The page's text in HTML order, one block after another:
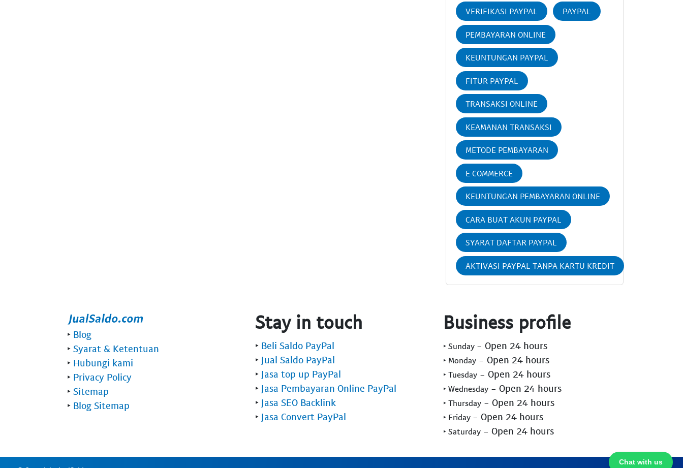
VERIFIKASI PAYPAL PAYPAL
PEMBAYARAN ONLINE
KEUNTUNGAN PAYPAL
FITUR PAYPAL
TRANSAKSI ONLINE
KEAMANAN TRANSAKSI
METODE PEMBAYARAN
E COMMERCE
KEUNTUNGAN PEMBAYARAN ONLINE
CARA BUAT AKUN PAYPAL
SYARAT DAFTAR PAYPAL
AKTIVASI PAYPAL TANPA KARTU KREDIT
Chat with us
‣ Blog
‣ Syarat & Ketentuan
‣ Hubungi kami
‣ Privacy Policy
‣ Sitemap
‣ Blog Sitemap
Stay in touch
‣ Beli Saldo PayPal
‣ Jual Saldo PayPal
‣ Jasa top up PayPal
‣ Jasa Pembayaran Online PayPal
‣ Jasa SEO Backlink
‣ Jasa Convert PayPal
Business profile
‣ Sunday - Open 24 hours
‣ Monday - Open 24 hours
‣ Tuesday - Open 24 hours
‣ Wednesday - Open 24 hours
‣ Thursday - Open 24 hours
‣ Friday - Open 24 hours
‣ Saturday - Open 24 hours